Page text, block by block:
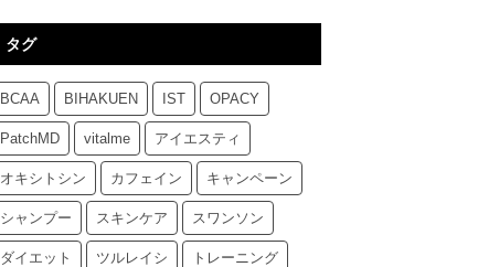
タグ
BCAA BIHAKUEN IST OPACY
PatchMD vitalme アイエスティ
オキシトシン カフェイン キャンペーン
シャンプー スキンケア スワンソン
ダイエット ツルレイシ トレーニング